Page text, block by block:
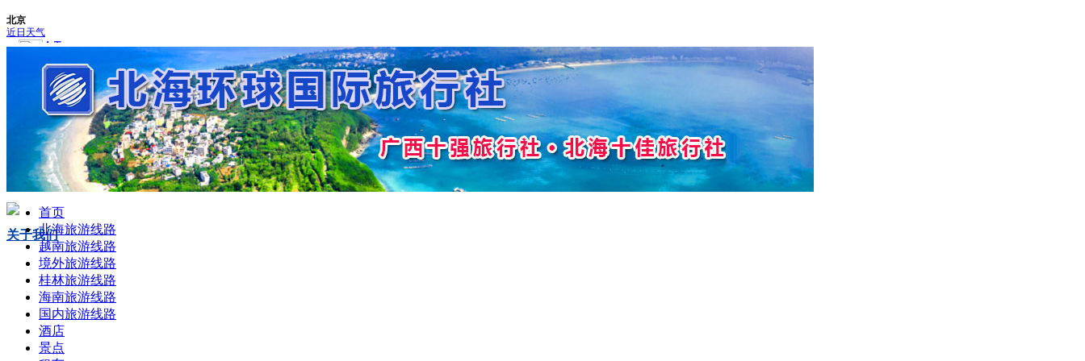
0779-3082807 手机版
手机扫描以上二维码
加微信
关于我们
首页
北海旅游线路
越南旅游线路
境外旅游线路
桂林旅游线路
海南旅游线路
国内旅游线路
酒店
景点